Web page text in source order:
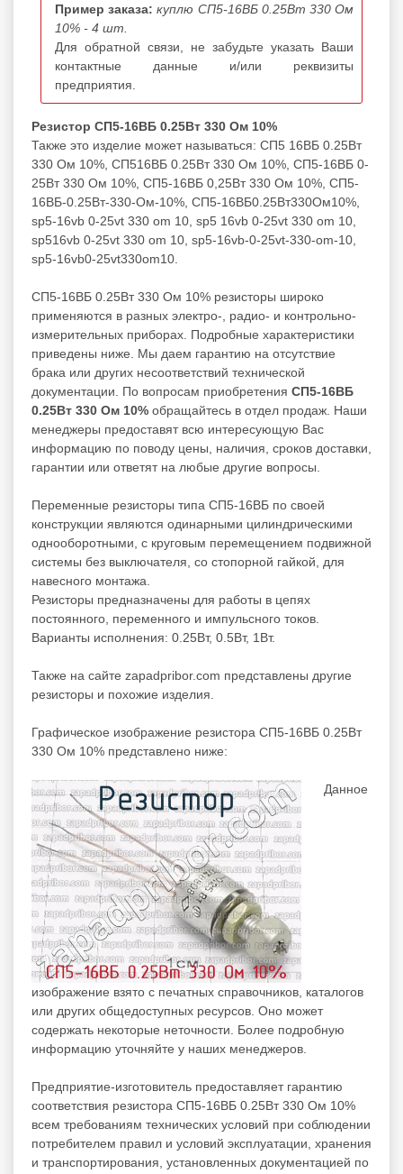
Пример заказа: куплю СП5-16ВБ 0.25Вт 330 Ом
10% - 4 шт.
Для обратной связи, не забудьте указать Ваши
контактные данные и/или реквизиты
предприятия.
Резистор СП5-16ВБ 0.25Вт 330 Ом 10%
Также это изделие может называться: СП5 16ВБ 0.25Вт
330 Ом 10%, СП516ВБ 0.25Вт 330 Ом 10%, СП5-16ВБ 0-
25Вт 330 Ом 10%, СП5-16ВБ 0,25Вт 330 Ом 10%, СП5-
16ВБ-0.25Вт-330-Ом-10%, СП5-16ВБ0.25Вт330Ом10%,
sp5-16vb 0-25vt 330 om 10, sp5 16vb 0-25vt 330 om 10,
sp516vb 0-25vt 330 om 10, sp5-16vb-0-25vt-330-om-10,
sp5-16vb0-25vt330om10.
СП5-16ВБ 0.25Вт 330 Ом 10% резисторы широко
применяются в разных электро-, радио- и контрольно-
измерительных приборах. Подробные характеристики
приведены ниже. Мы даем гарантию на отсутствие
брака или других несоответствий технической
документации. По вопросам приобретения СП5-16ВБ
0.25Вт 330 Ом 10% обращайтесь в отдел продаж. Наши
менеджеры предоставят всю интересующую Вас
информацию по поводу цены, наличия, сроков доставки,
гарантии или ответят на любые другие вопросы.
Переменные резисторы типа СП5-16ВБ по своей
конструкции являются одинарными цилиндрическими
однооборотными, с круговым перемещением подвижной
системы без выключателя, со стопорной гайкой, для
навесного монтажа.
Резисторы предназначены для работы в цепях
постоянного, переменного и импульсного токов.
Варианты исполнения: 0.25Вт, 0.5Вт, 1Вт.
Также на сайте zapadpribor.com представлены другие
резисторы и похожие изделия.
Графическое изображение резистора СП5-16ВБ 0.25Вт
330 Ом 10% представлено ниже:
Данное
изображение взято с печатных справочников, каталогов
или других общедоступных ресурсов. Оно может
содержать некоторые неточности. Более подробную
информацию уточняйте у наших менеджеров.
Предприятие-изготовитель предоставляет гарантию
соответствия резистора СП5-16ВБ 0.25Вт 330 Ом 10%
всем требованиям технических условий при соблюдении
потребителем правил и условий эксплуатации, хранения
и транспортирования, установленных документацией по